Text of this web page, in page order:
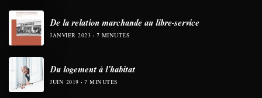
De la relation marchande au libre-service
JANVIER 2023 7 MINUTES
Du logement à l’habitat
JUIN 2019 7 MINUTES